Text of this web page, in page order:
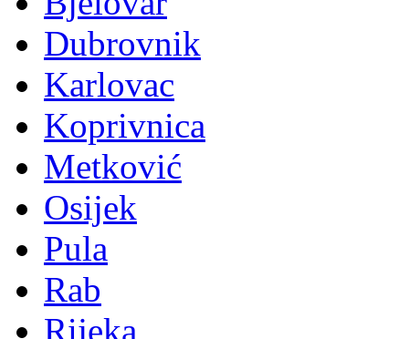
Dubrovnik
Karlovac
Koprivnica
Metković
Osijek
Pula
Rab
Rijeka